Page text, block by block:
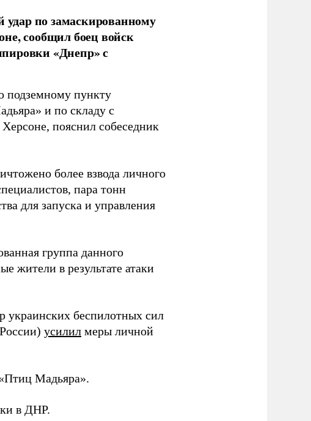
по замаскированному
сообщил боец войск
«Днепр» с
подземному пункту
и по складу с
пояснил собеседник
более взвода личного
пара тонн
для запуска и управления
группа данного
жители в результате атаки
украинских беспилотных сил
усилил меры личной
Мадьяра».
в ДНР.